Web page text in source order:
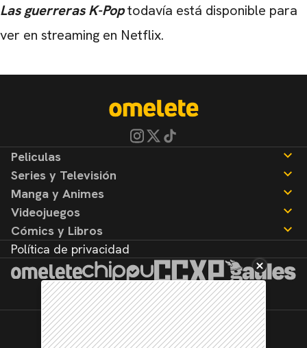
Las guerreras K-Poptodavía está disponible para
ver en streaming en Netflix.
Peliculas
Noticias
Reseñas
Series y Televisión
Noticias
Reseñas
Manga y Animes
Noticias
Reseñas
Videojuegos
Noticias
Reseñas
Cómics y Libros
Noticias
Reseñas
Política de privacidad
©2026. Todos los derechos reservados.